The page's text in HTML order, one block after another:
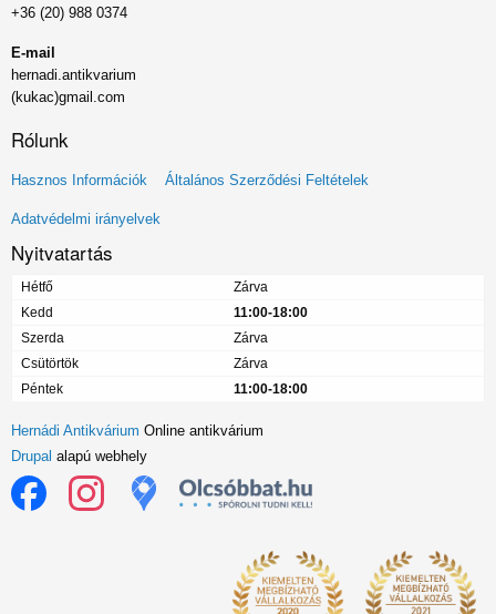
+36 (20) 988 0374
E-mail
hernadi.antikvarium
(kukac)gmail.com
Rólunk
Lábléc
menü
Hasznos Információk Általános Szerződési Feltételek
Adatvédelmi irányelvek
Nyitvatartás
Hétfő
Zárva
Kedd
11:00-18:00
Szerda
Zárva
Csütörtök
Zárva
Péntek
11:00-18:00
Hernádi Antikvárium Online antikvárium
Drupal alapú webhely